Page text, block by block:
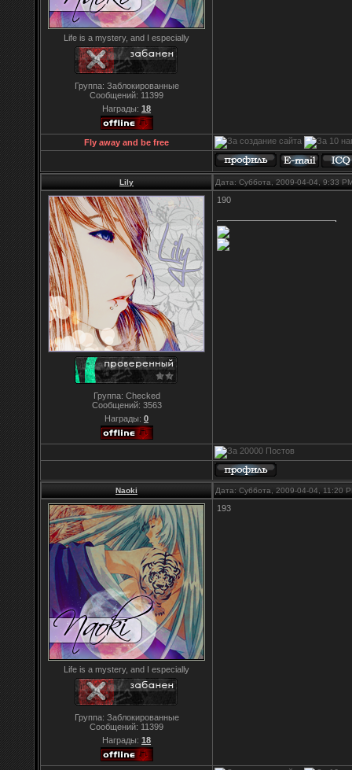
Life is a mystery, and I especially
Группа: Заблокированные
Сообщений: 11399
Награды: 18
Fly away and be free
Lily Дата: Суббота, 2009-04-04, 9:33
Группа: Checked
Сообщений: 3563
Награды: 0
190
Naoki Дата: Суббота, 2009-04-04, 11:20
Life is a mystery, and I especially
Группа: Заблокированные
Сообщений: 11399
Награды: 18
193